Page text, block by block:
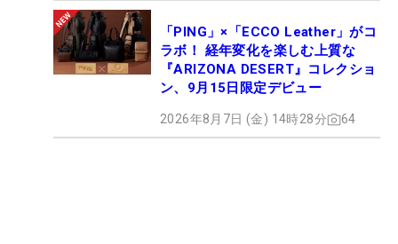
「PING」×「ECCO Leather」がコ
ラボ！ 経年変化を楽しむ上質な
『ARIZONA DESERT』コレクショ
ン、9月15日限定デビュー
2026年8月7日 (金) 14時28分 64